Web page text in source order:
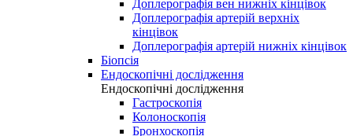
Доплерографія вен нижніх кінцівок
Доплерографія артерій верхніх
кінцівок
Доплерографія артерій нижніх кінцівок
Біопсія
Ендоскопічні дослідження
Ендоскопічні дослідження
Гастроскопія
Колоноскопія
Бронхоскопія